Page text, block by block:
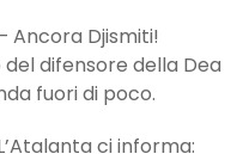
Ancora Djismiti!
difensore della Dea
fuori di poco.
L’Atalanta ci informa: